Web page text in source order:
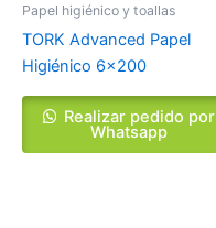
Papel higiénico y toallas
TORK Advanced Papel
Higiénico 6×200
Realizar pedido por
Whatsapp